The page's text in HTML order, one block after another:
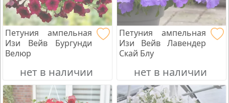
Петуния ампельная
Изи Вейв Бургунди
Велюр
нет в наличии
Петуния ампельная
Изи Вейв Лавендер
Скай Блу
нет в наличии